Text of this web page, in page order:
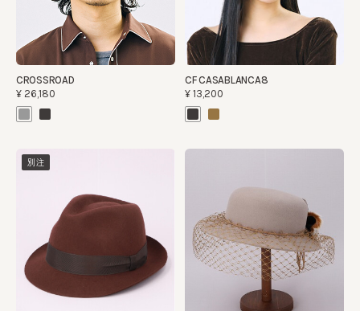
CROSSROAD
¥26,180
CF CASABLANCA8
¥13,200
別注